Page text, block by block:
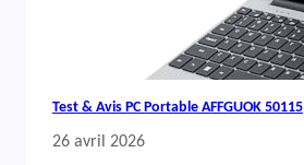
Test & Avis PC Portable AFFGUOK 50115
26 avril 2026